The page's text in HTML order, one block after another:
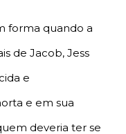
forma quando a
de Jacob, Jess
e
e em sua
deveria ter se